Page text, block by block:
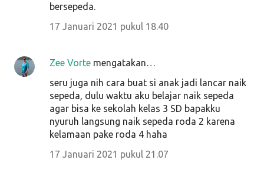
bersepeda.
17 Januari 2021 pukul 18.40
Zee Vorte mengatakan…
seru juga nih cara buat si anak jadi lancar naik
sepeda, dulu waktu aku belajar naik sepeda
agar bisa ke sekolah kelas 3 SD bapakku
nyuruh langsung naik sepeda roda 2 karena
kelamaan pake roda 4 haha
17 Januari 2021 pukul 21.07